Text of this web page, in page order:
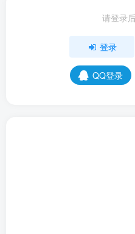
控风格化，生
Web 端可查看作品库
直接创作功能。
请登录
登录
QQ登录